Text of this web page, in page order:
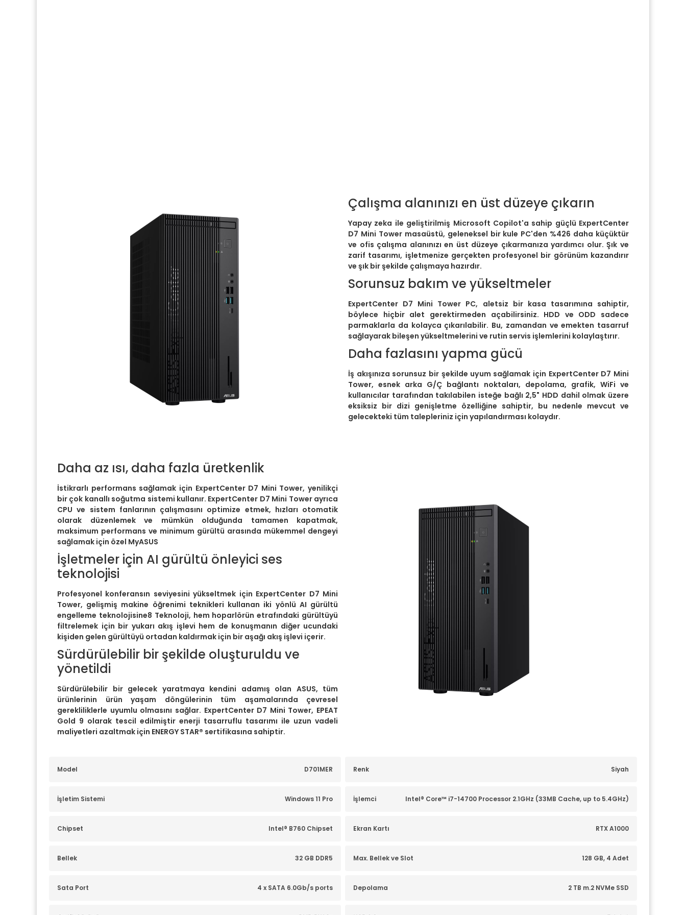
Çalışma alanınızı en üst düzeye çıkarın
Yapay zeka ile geliştirilmiş Microsoft Copilot'a sahip güçlü ExpertCenter
D7 Mini Tower masaüstü, geleneksel bir kule PC'den %426 daha küçüktür
ve ofis çalışma alanınızı en üst düzeye çıkarmanıza yardımcı olur. Şık ve
zarif tasarımı, işletmenize gerçekten profesyonel bir görünüm kazandırır
ve şık bir şekilde çalışmaya hazırdır.
Sorunsuz bakım ve yükseltmeler
ExpertCenter D7 Mini Tower PC, aletsiz bir kasa tasarımına sahiptir,
böylece hiçbir alet gerektirmeden açabilirsiniz. HDD ve ODD sadece
parmaklarla da kolayca çıkarılabilir. Bu, zamandan ve emekten tasarruf
sağlayarak bileşen yükseltmelerini ve rutin servis işlemlerini kolaylaştırır.
Daha fazlasını yapma gücü
İş akışınıza sorunsuz bir şekilde uyum sağlamak için ExpertCenter D7 Mini
Tower, esnek arka G/Ç bağlantı noktaları, depolama, grafik, WiFi ve
kullanıcılar tarafından takılabilen isteğe bağlı 2,5" HDD dahil olmak üzere
eksiksiz bir dizi genişletme özelliğine sahiptir, bu nedenle mevcut ve
gelecekteki tüm talepleriniz için yapılandırması kolaydır.
Daha az ısı, daha fazla üretkenlik
İstikrarlı performans sağlamak için ExpertCenter D7 Mini Tower, yenilikçi
bir çok kanallı soğutma sistemi kullanır. ExpertCenter D7 Mini Tower ayrıca
CPU ve sistem fanlarının çalışmasını optimize etmek, hızları otomatik
olarak düzenlemek ve mümkün olduğunda tamamen kapatmak,
maksimum performans ve minimum gürültü arasında mükemmel dengeyi
sağlamak için özel MyASUS
İşletmeler için AI gürültü önleyici ses
teknolojisi
Profesyonel konferansın seviyesini yükseltmek için ExpertCenter D7 Mini
Tower, gelişmiş makine öğrenimi teknikleri kullanan iki yönlü AI gürültü
engelleme teknolojisine8 Teknoloji, hem hoparlörün etrafındaki gürültüyü
filtrelemek için bir yukarı akış işlevi hem de konuşmanın diğer ucundaki
kişiden gelen gürültüyü ortadan kaldırmak için bir aşağı akış işlevi içerir.
Sürdürülebilir bir şekilde oluşturuldu ve
yönetildi
Sürdürülebilir bir gelecek yaratmaya kendini adamış olan ASUS, tüm
ürünlerinin ürün yaşam döngülerinin tüm aşamalarında çevresel
gerekliliklerle uyumlu olmasını sağlar. ExpertCenter D7 Mini Tower, EPEAT
Gold 9 olarak tescil edilmiştir enerji tasarruflu tasarımı ile uzun vadeli
maliyetleri azaltmak için ENERGY STAR® sertifikasına sahiptir.
Model D701MER Renk Siyah
İşletim Sistemi Windows 11 Pro İşlemci Intel® Core™ i7-14700 Processor 2.1GHz (33MB Cache, up to 5.4GHz)
Chipset Intel® B760 Chipset Ekran Kartı RTX A1000
Bellek 32 GB DDR5 Max. Bellek ve Slot 128 GB, 4 Adet
Sata Port 4 x SATA 6.0Gb/s ports Depolama 2 TB m.2 NVMe SSD